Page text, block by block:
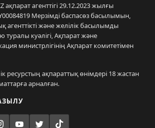
ақпарат агенттігі 29.12.2023 жылғы
Мерзімді баспасөз басылымын,
агенттікті және желілік басылымды
туралы куәлігі, Ақпарат және
министрлігінің Ақпарат комитетімен
ресурстың ақпараттық өнімдері 18 жастан
арналған.